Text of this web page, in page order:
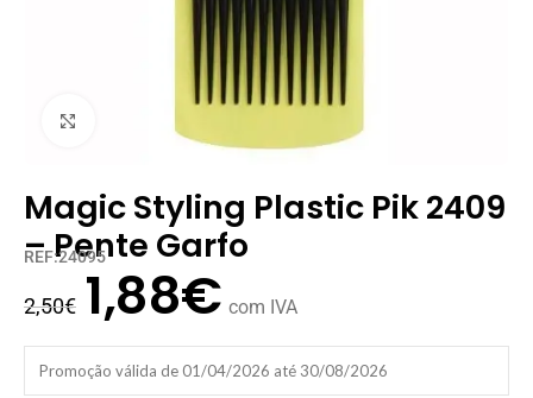
Magic Styling Plastic Pik 2409
– Pente Garfo
REF:24095
2,50€ 1,88€ com IVA
Promoção válida de 01/04/2026 até 30/08/2026